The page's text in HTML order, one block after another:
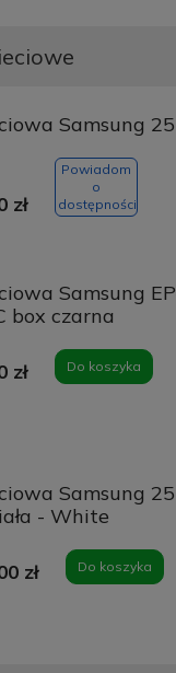
Samsung
zł
Powiadom
o
dostępności
Samsung
box czarna
zł Do koszyka
Samsung
- White
zł Do koszyka